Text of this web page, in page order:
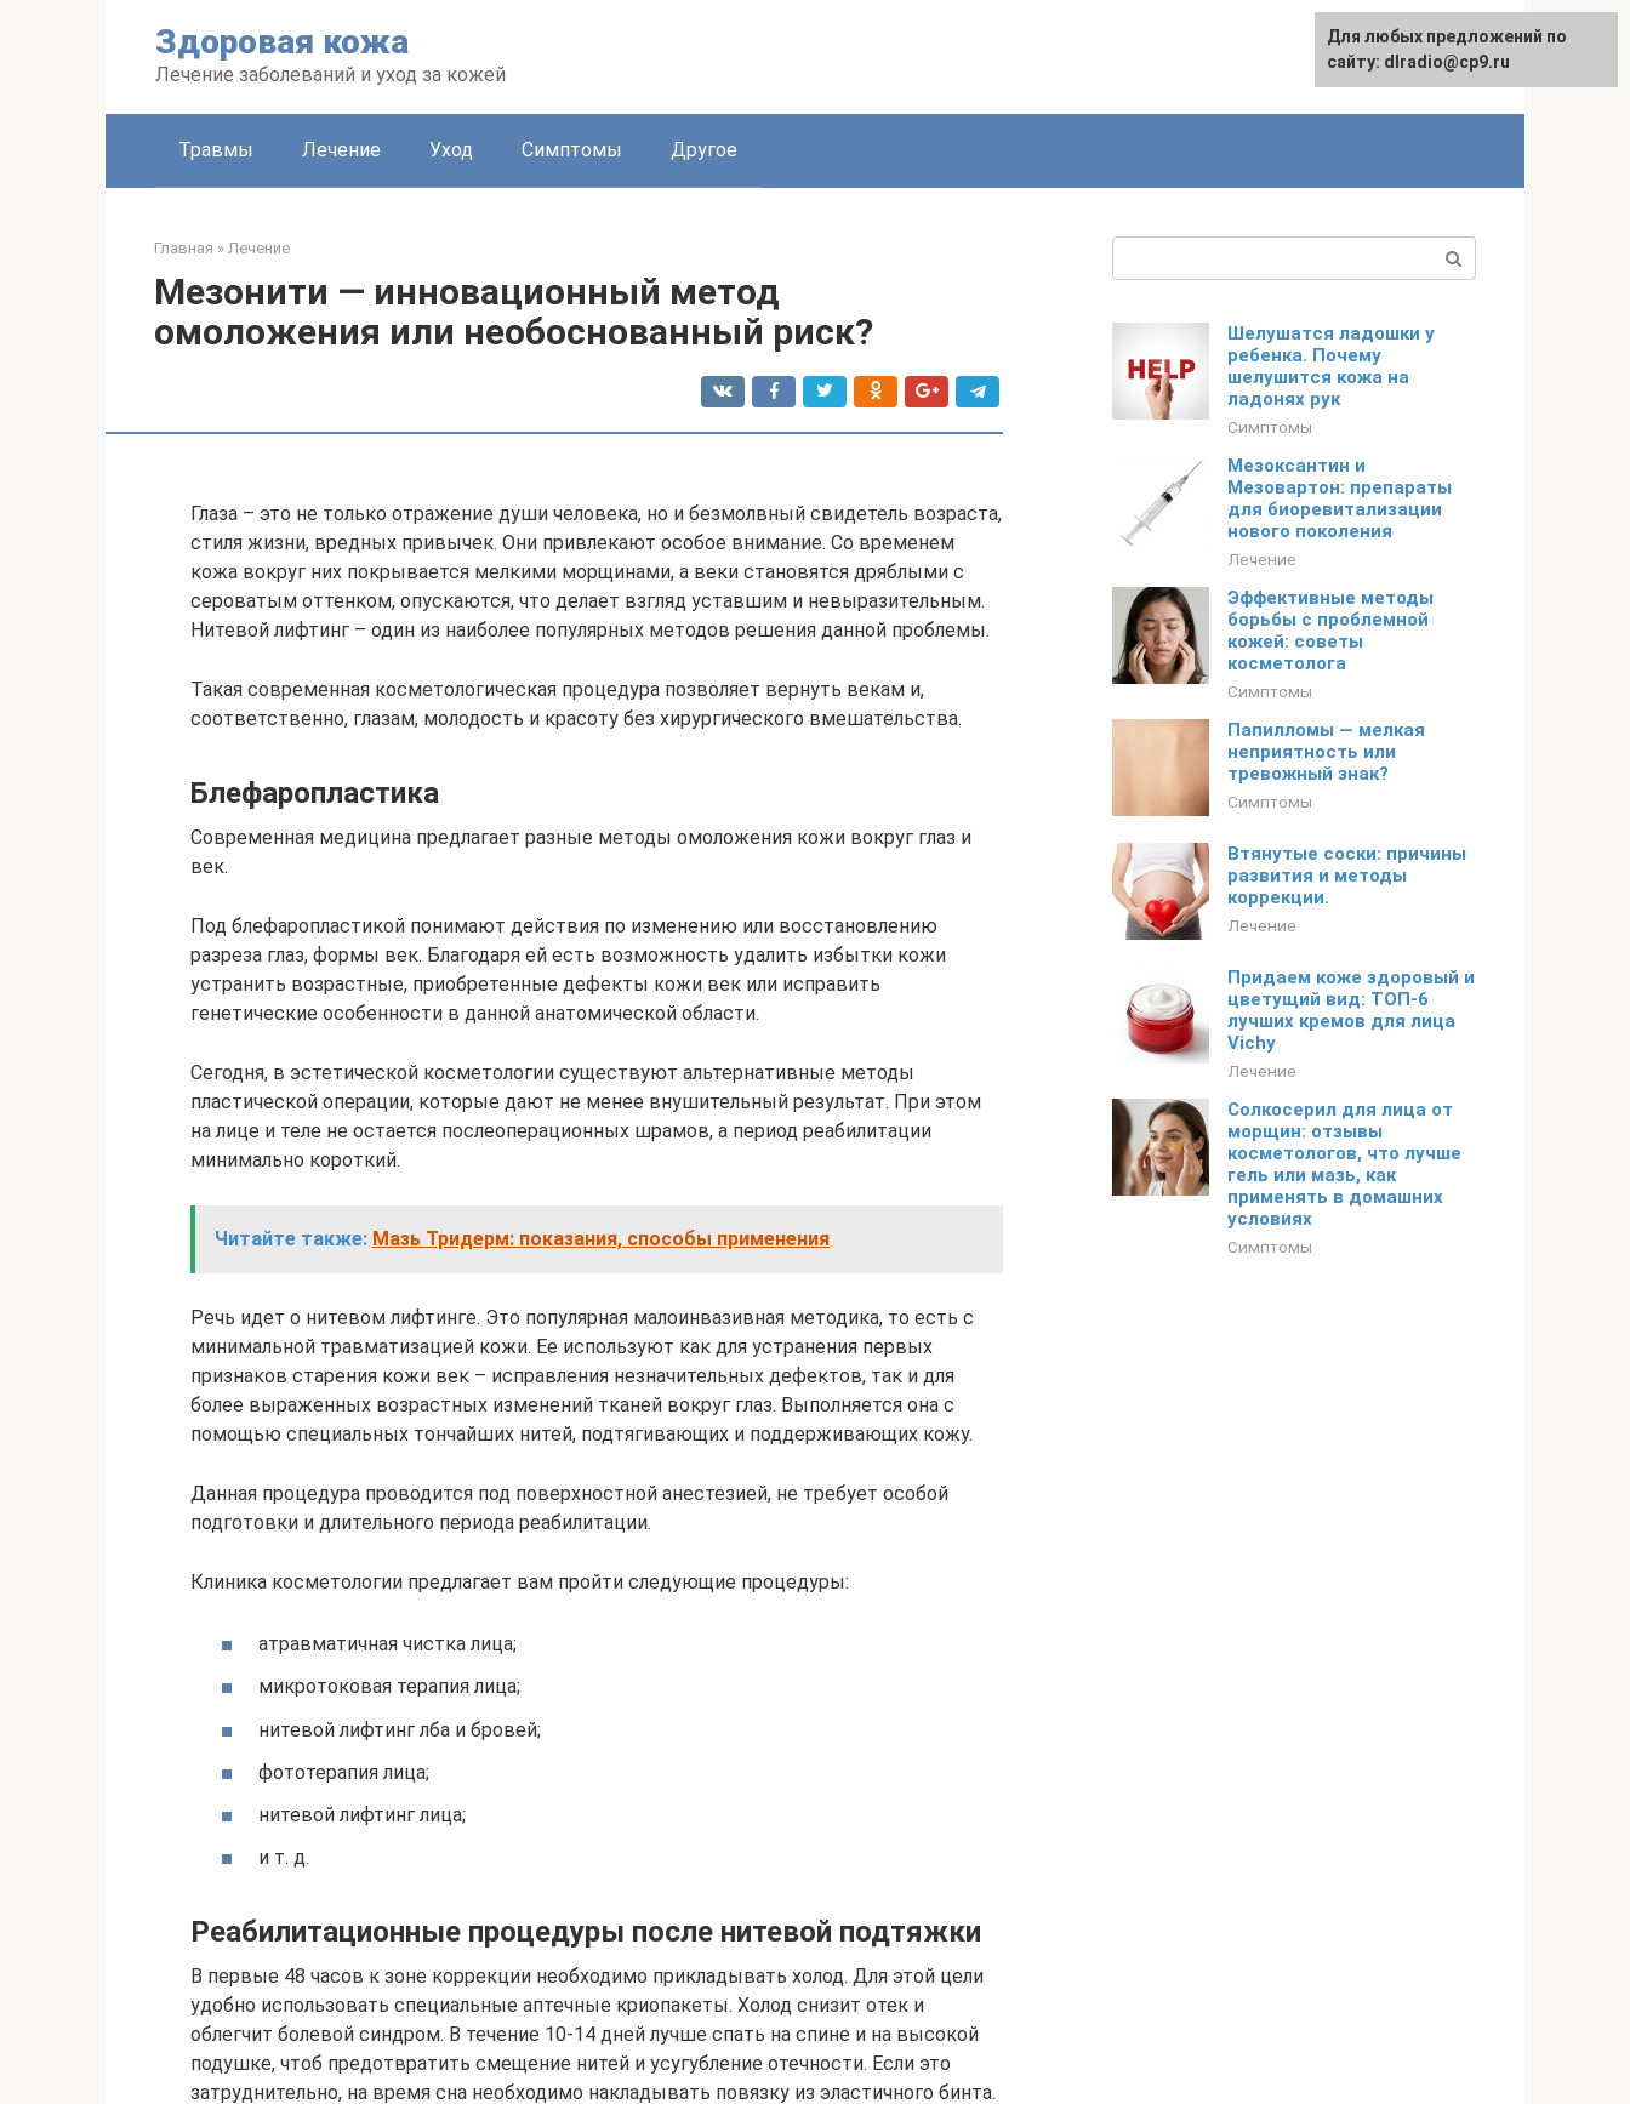
Здоровая кожа
Лечение заболеваний и уход за кожей
Травмы Лечение Уход Симптомы Другое
Главная » Лечение
Мезонити — инновационный метод
омоложения или необоснованный риск?
Глаза – это не только отражение души человека, но и безмолвный свидетель возраста,
стиля жизни, вредных привычек. Они привлекают особое внимание. Со временем
кожа вокруг них покрывается мелкими морщинами, а веки становятся дряблыми с
сероватым оттенком, опускаются, что делает взгляд уставшим и невыразительным.
Нитевой лифтинг – один из наиболее популярных методов решения данной проблемы.
Такая современная косметологическая процедура позволяет вернуть векам и,
соответственно, глазам, молодость и красоту без хирургического вмешательства.
Блефаропластика
Современная медицина предлагает разные методы омоложения кожи вокруг глаз и
век.
Под блефаропластикой понимают действия по изменению или восстановлению
разреза глаз, формы век. Благодаря ей есть возможность удалить избытки кожи
устранить возрастные, приобретенные дефекты кожи век или исправить
генетические особенности в данной анатомической области.
Сегодня, в эстетической косметологии существуют альтернативные методы
пластической операции, которые дают не менее внушительный результат. При этом
на лице и теле не остается послеоперационных шрамов, а период реабилитации
минимально короткий.
Читайте также: Мазь Тридерм: показания, способы применения
Речь идет о нитевом лифтинге. Это популярная малоинвазивная методика, то есть с
минимальной травматизацией кожи. Ее используют как для устранения первых
признаков старения кожи век – исправления незначительных дефектов, так и для
более выраженных возрастных изменений тканей вокруг глаз. Выполняется она с
помощью специальных тончайших нитей, подтягивающих и поддерживающих кожу.
Данная процедура проводится под поверхностной анестезией, не требует особой
подготовки и длительного периода реабилитации.
Клиника косметологии предлагает вам пройти следующие процедуры:
атравматичная чистка лица;
микротоковая терапия лица;
нитевой лифтинг лба и бровей;
фототерапия лица;
нитевой лифтинг лица;
и т. д.
Реабилитационные процедуры после нитевой подтяжки
В первые 48 часов к зоне коррекции необходимо прикладывать холод. Для этой цели
удобно использовать специальные аптечные криопакеты. Холод снизит отек и
облегчит болевой синдром. В течение 10-14 дней лучше спать на спине и на высокой
подушке, чтоб предотвратить смещение нитей и усугубление отечности. Если это
затруднительно, на время сна необходимо накладывать повязку из эластичного бинта.
Шелушатся ладошки у
ребенка. Почему
шелушится кожа на
ладонях рук
Симптомы
Мезоксантин и
Мезовартон: препараты
для биоревитализации
нового поколения
Лечение
Эффективные методы
борьбы с проблемной
кожей: советы
косметолога
Симптомы
Папилломы — мелкая
неприятность или
тревожный знак?
Симптомы
Втянутые соски: причины
развития и методы
коррекции.
Лечение
Придаем коже здоровый и
цветущий вид: ТОП-6
лучших кремов для лица
Vichy
Лечение
Солкосерил для лица от
морщин: отзывы
косметологов, что лучше
гель или мазь, как
применять в домашних
условиях
Симптомы
Для любых предложений по
сайту: dlradio@cp9.ru